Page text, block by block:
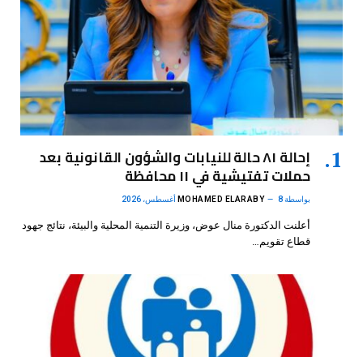
إحالة ٨١ حالة للنيابات والشؤون القانونية بعد
حملات تفتيشية في ١١ محافظة
بواسطة MOHAMED ELARABY 8 أغسطس، 2026
أعلنت الدكتورة منال عوض، وزيرة التنمية المحلية والبيئة، نتائج جهود
قطاع تقويم…